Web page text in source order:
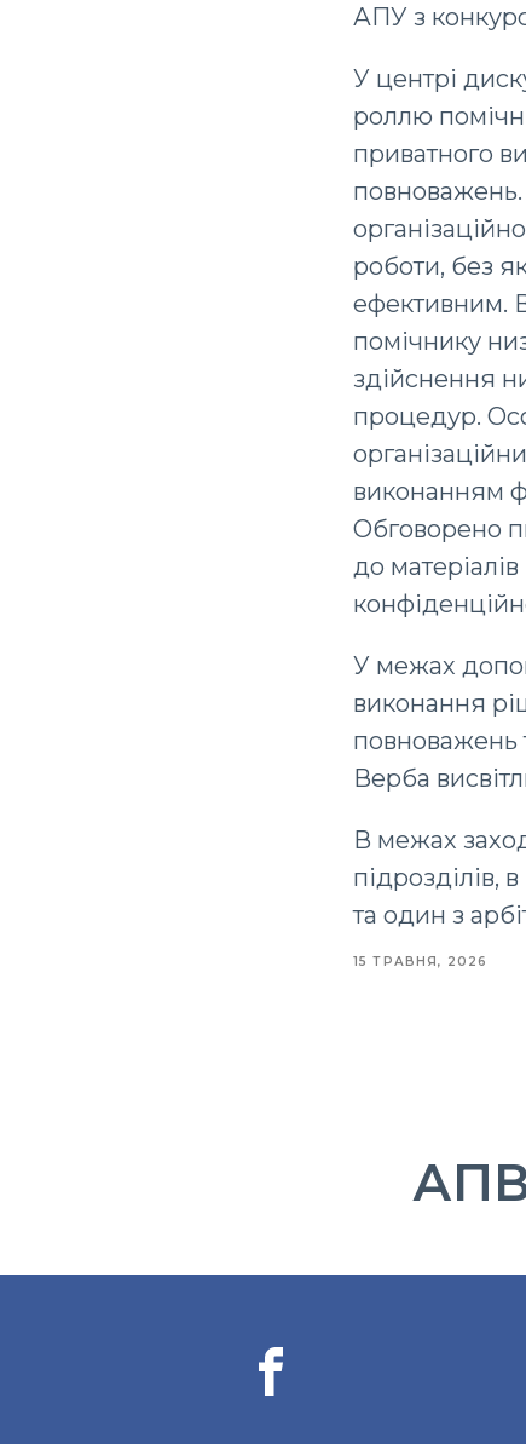
АПУ з
У центрі
роллю
приватного
роботи, без
ефективним.
помічнику
здійснення
процедур.
виконанням
Обговорено
до
У межах
виконання
повноважень
Верба
В межах
та один з
15 ТРАВНЯ, 2026